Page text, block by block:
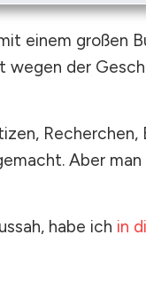
einem großen
wegen der
Aber
habe ich in